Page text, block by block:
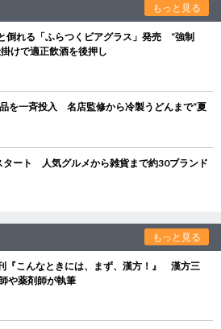
もっと見る
倒れる「ふらつくビアグラス」発売 “強制
けで適正飲酒を後押し
を一斉投入 名店監修から冷製うどんまで“夏
タート 人気グルメから雑貨まで約30ブランド
もっと見る
『こんなときには、まず、漢方！』 漢方三
や薬剤師が執筆